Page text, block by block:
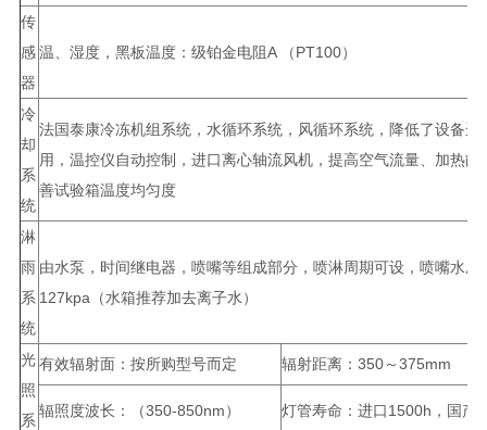
传
感
器
温、湿度，黑板温度：级铂金电阻A （PT100）
冷
却
系
统
法国泰康冷冻机组系统，水循环系统，风循环系统，降低了设备运
用，温控仪自动控制，进口离心轴流风机，提高空气流量、加热能
善试验箱温度均匀度
淋
雨
系
统
由水泵，时间继电器，喷嘴等组成部分，喷淋周期可设，喷嘴水压
127kpa（水箱推荐加去离子水）
光
照
系
有效辐射面：按所购型号而定 辐射距离：350～375mm
辐照度波长：（350-850nm）
灯管寿命：进口1500h，国产